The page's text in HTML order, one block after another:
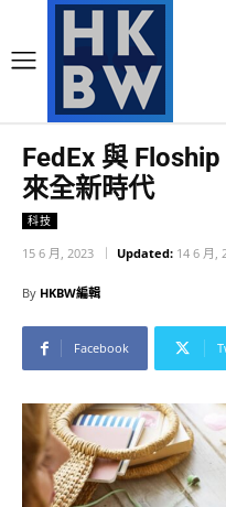
FedEx 與
來全新時代
科技
15 6 月, 2023 Updated: 14 6 月,
By HKBW編輯
Facebook